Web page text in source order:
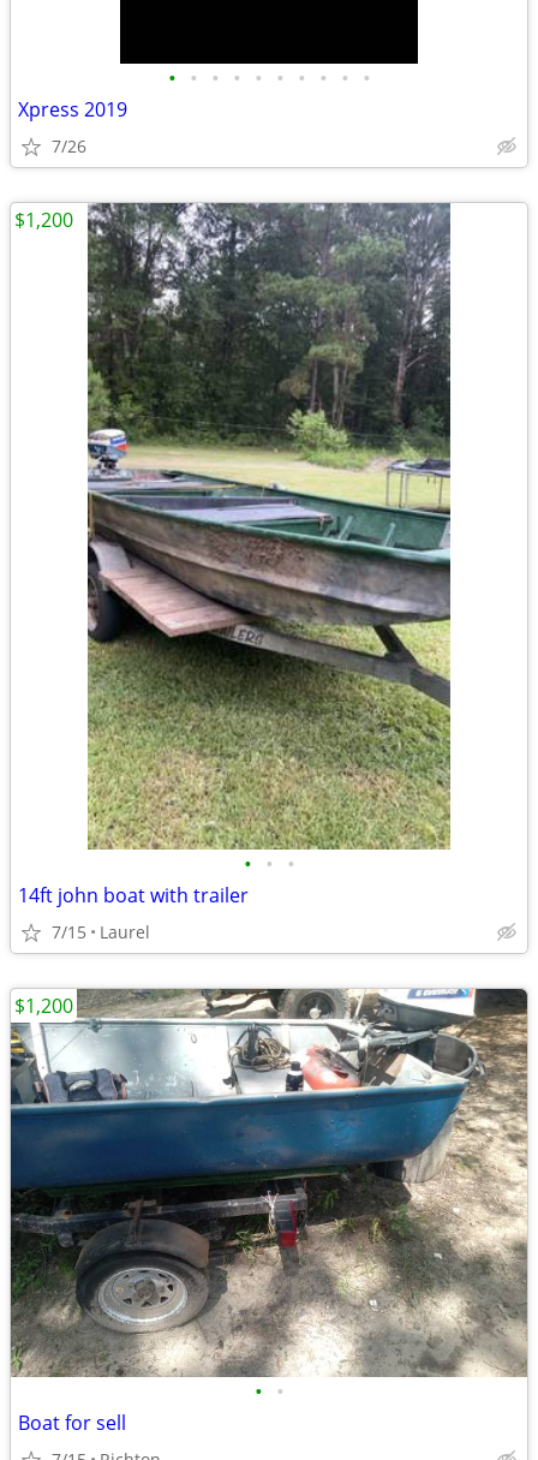
• • • • • • • • • •
Xpress 2019
7/26
• • •
14ft john boat with trailer
7/15 Laurel
$1,200
• •
Boat for sell
$1,200